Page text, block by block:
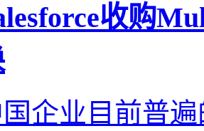
收购
企业目前普